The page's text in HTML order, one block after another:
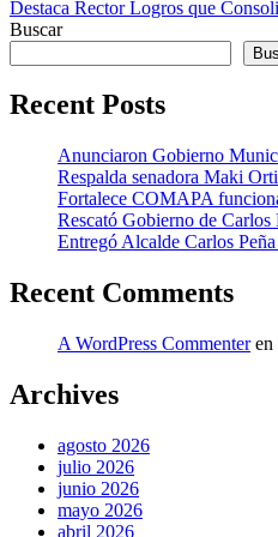
de
Destaca Rector Logros que
Buscar
Recent Posts
Anunciaron Gobierno
Respalda senadora Maki
Fortalece COMAPA
Rescató Gobierno de Carlos
Entregó Alcalde Carlos
Recent Comments
A WordPress Commenteren
Archives
agosto 2026
julio 2026
junio 2026
mayo 2026
abril 2026